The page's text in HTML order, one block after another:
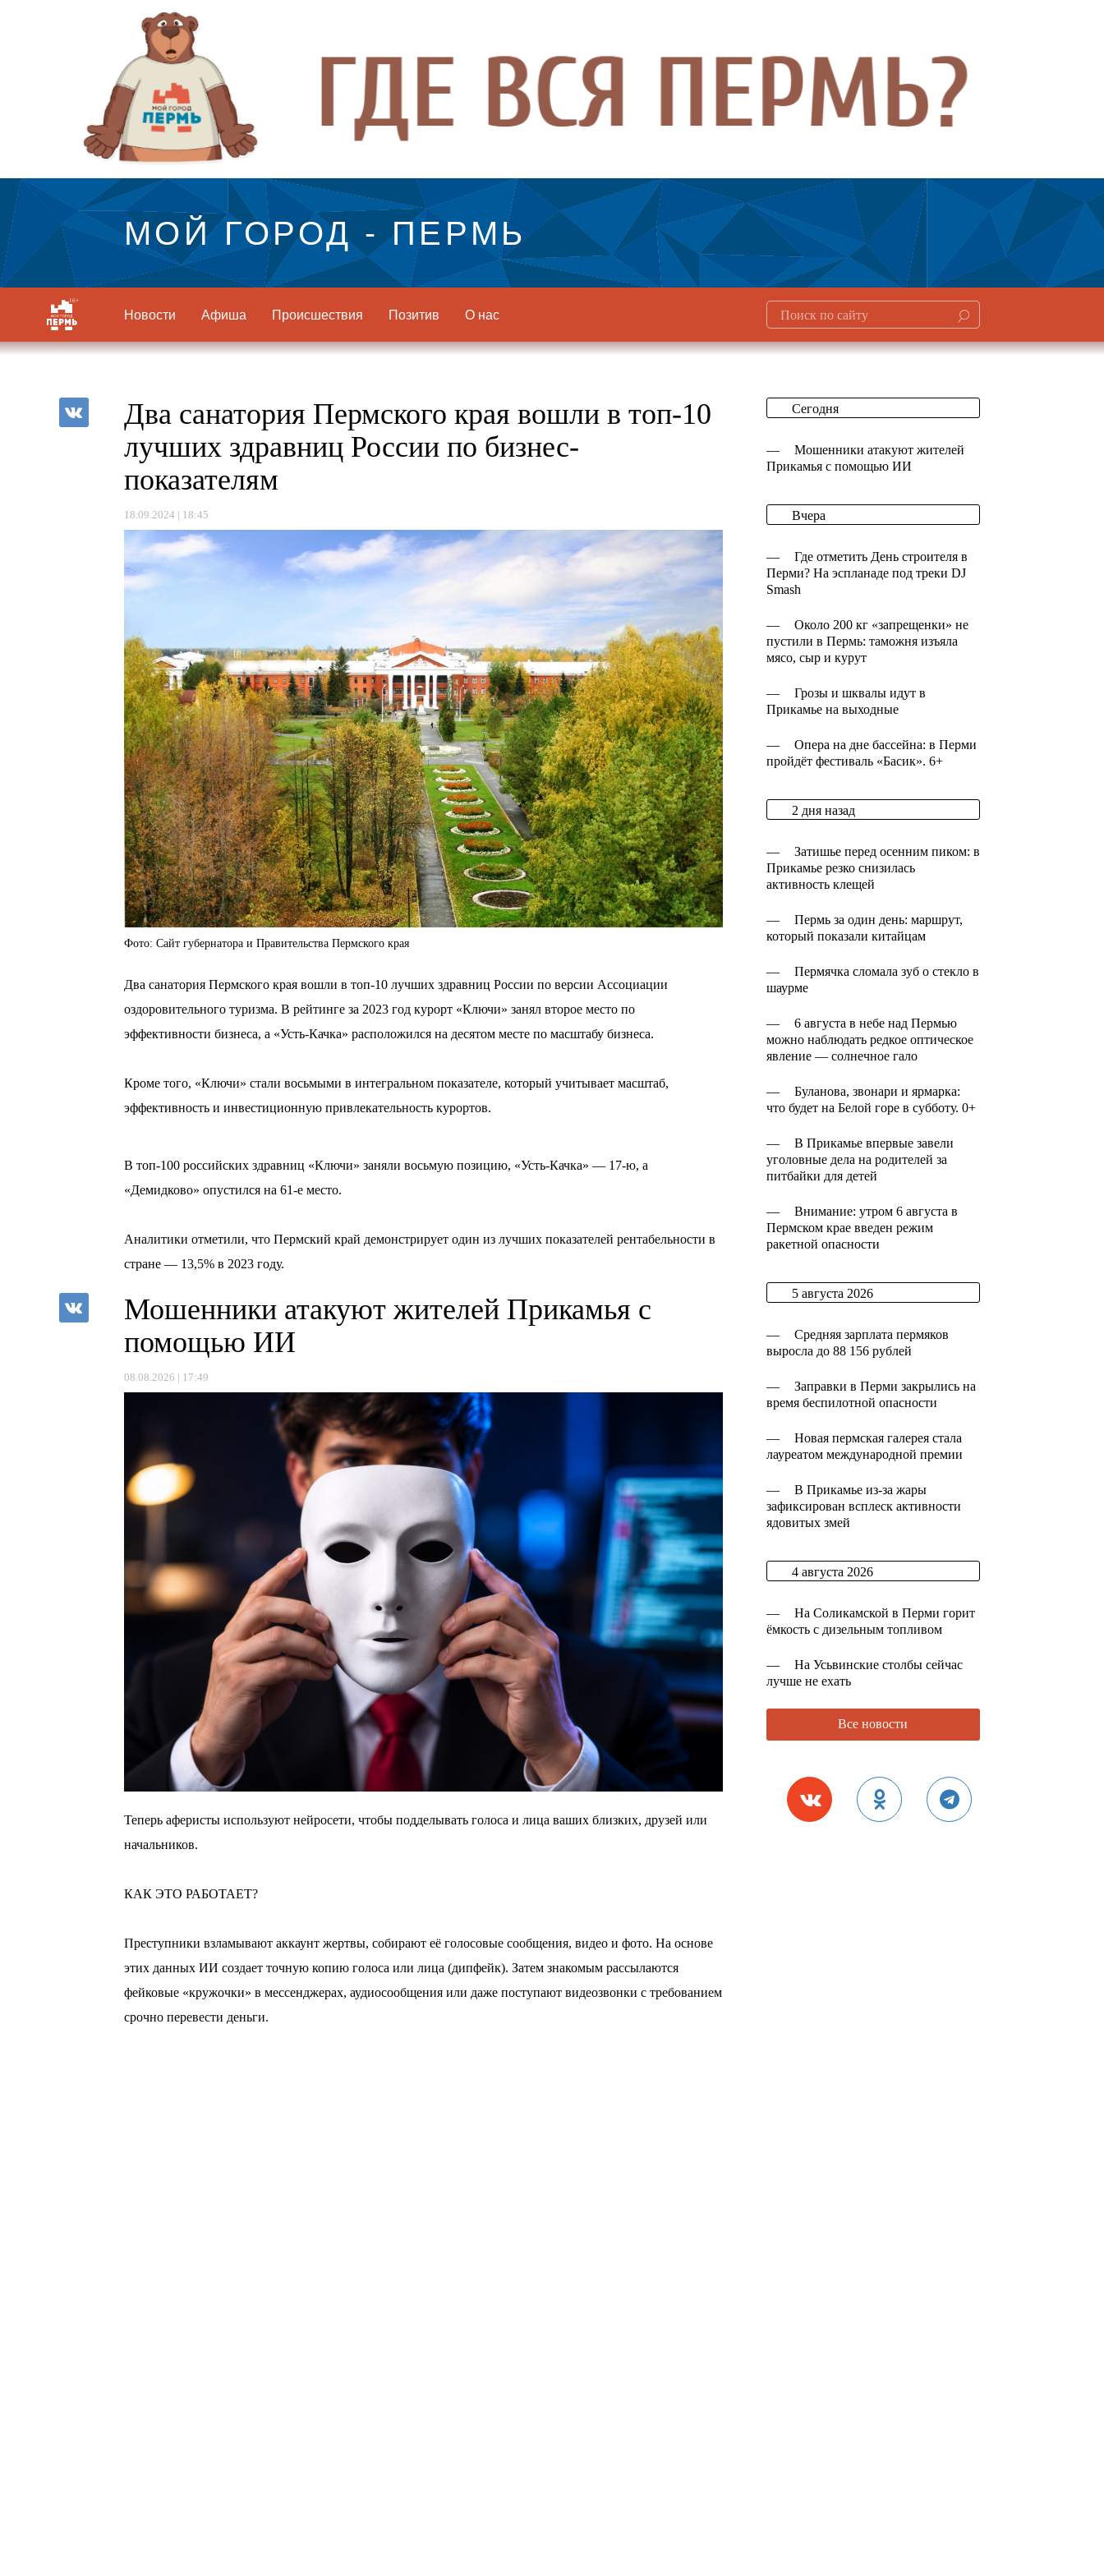
МОЙ ГОРОД - ПЕРМЬ
Новости Афиша Происшествия Позитив О нас
Два санатория Пермского края вошли в топ-10
лучших здравниц России по бизнес-
показателям
18.09.2024 | 18:45
Фото: Сайт губернатора и Правительства Пермского края
Два санатория Пермского края вошли в топ-10 лучших здравниц России по версии Ассоциации
оздоровительного туризма. В рейтинге за 2023 год курорт «Ключи» занял второе место по
эффективности бизнеса, а «Усть-Качка» расположился на десятом месте по масштабу бизнеса.
Кроме того, «Ключи» стали восьмыми в интегральном показателе, который учитывает масштаб,
эффективность и инвестиционную привлекательность курортов.
В топ-100 российских здравниц «Ключи» заняли восьмую позицию, «Усть-Качка» — 17-ю, а
«Демидково» опустился на 61-е место.
Аналитики отметили, что Пермский край демонстрирует один из лучших показателей рентабельности в
стране — 13,5% в 2023 году.
Мошенники атакуют жителей Прикамья с
помощью ИИ
08.08.2026 | 17:49
Теперь аферисты используют нейросети, чтобы подделывать голоса и лица ваших близких, друзей или
начальников.
КАК ЭТО РАБОТАЕТ?
Преступники взламывают аккаунт жертвы, собирают её голосовые сообщения, видео и фото. На основе
этих данных ИИ создает точную копию голоса или лица (дипфейк). Затем знакомым рассылаются
фейковые «кружочки» в мессенджерах, аудиосообщения или даже поступают видеозвонки с требованием
срочно перевести деньги.
Сегодня
—
Мошенники атакуют жителей
Прикамья с помощью ИИ
Вчера
—
Где отметить День строителя в
Перми? На эспланаде под треки DJ
Smash
—
Около 200 кг «запрещенки» не
пустили в Пермь: таможня изъяла
мясо, сыр и курут
—
Грозы и шквалы идут в
Прикамье на выходные
—
Опера на дне бассейна: в Перми
пройдёт фестиваль «Басик». 6+
2 дня назад
—
Затишье перед осенним пиком: в
Прикамье резко снизилась
активность клещей
—
Пермь за один день: маршрут,
который показали китайцам
—
Пермячка сломала зуб о стекло в
шаурме
—
6 августа в небе над Пермью
можно наблюдать редкое оптическое
явление — солнечное гало
—
Буланова, звонари и ярмарка:
что будет на Белой горе в субботу. 0+
—
В Прикамье впервые завели
уголовные дела на родителей за
питбайки для детей
—
Внимание: утром 6 августа в
Пермском крае введен режим
ракетной опасности
5 августа 2026
—
Средняя зарплата пермяков
выросла до 88 156 рублей
—
Заправки в Перми закрылись на
время беспилотной опасности
—
Новая пермская галерея стала
лауреатом международной премии
—
В Прикамье из-за жары
зафиксирован всплеск активности
ядовитых змей
4 августа 2026
—
На Соликамской в Перми горит
ёмкость с дизельным топливом
—
На Усьвинские столбы сейчас
лучше не ехать
Все новости